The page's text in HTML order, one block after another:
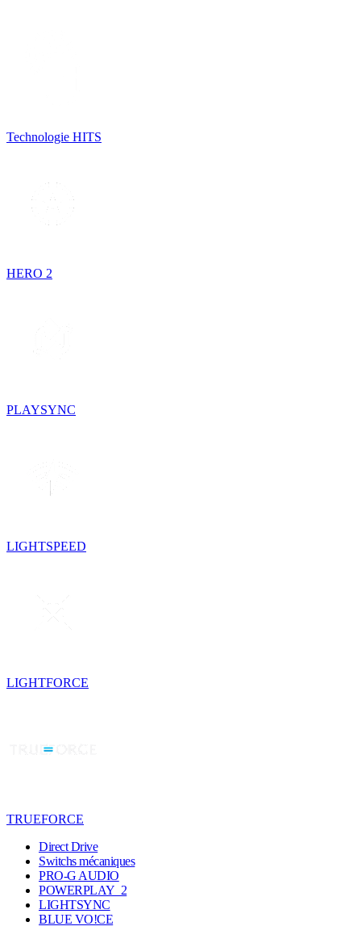
Technologie HITS
HERO 2
PLAYSYNC
LIGHTSPEED
LIGHTFORCE
TRUEFORCE
Direct Drive
Switchs mécaniques
PRO-G AUDIO
POWERPLAY 2
LIGHTSYNC
BLUE VO!CE